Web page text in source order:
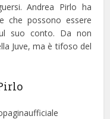
Andrea Pirlo ha
che possono essere
suo conto. Da non
Juve, ma è tifoso del